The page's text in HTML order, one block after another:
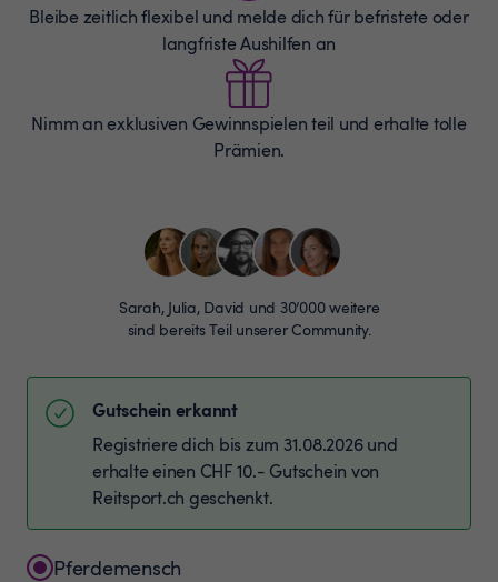
Bleibe zeitlich flexibel und melde dich für befristete oder
langfriste Aushilfen an
Nimm an exklusiven Gewinnspielen teil und erhalte tolle
Prämien.
Sarah, Julia, David und 30’000 weitere
sind bereits Teil unserer Community.
Gutschein erkannt
Registriere dich bis zum 31.08.2026 und
erhalte einen CHF 10.- Gutschein von
Reitsport.ch geschenkt.
Pferdemensch